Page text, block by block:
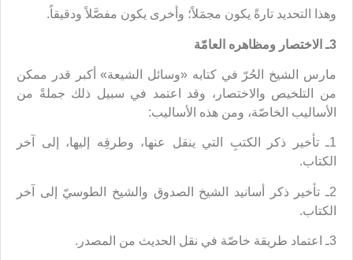
وهذا التحديد تارةً يكون مجمَلاً؛ وأخرى يكون مفصَّلاً ودقيقاً.
3ـ الاختصار ومظاهره العامّة
مارس الشيخ الحُرّ في كتابه «وسائل الشيعة» أكبر قدر ممكن
من التلخيص والاختصار، وقد اعتمد في سبيل ذلك جملةً من
الأساليب الخاصّة، ومن هذه الأساليب:
1ـ تأخير ذكر الكتبِ التي ينقل عنها، وطرقِه إليها، إلى آخر
الكتاب.
2ـ تأخير ذكر أسانيد الشيخ الصدوق والشيخ الطوسيّ إلى آخر
الكتاب.
3ـ اعتماد طريقة خاصّة في نقل الحديث من المصدر.‌